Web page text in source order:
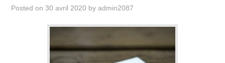
Posted on30 avril 2020 byadmin2087